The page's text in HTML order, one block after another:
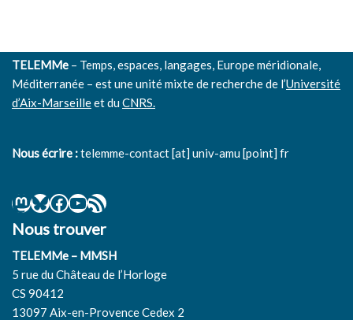
TELEMMe – Temps, espaces, langages, Europe méridionale,
Méditerranée – est une unité mixte de recherche de l’Université
d’Aix-Marseilleet duCNRS.
Nous écrire :telemme-contact [at] univ-amu [point] fr
Nous trouver
TELEMMe – MMSH
5 rue du Château de l’Horloge
CS 90412
13097 Aix-en-Provence Cedex 2